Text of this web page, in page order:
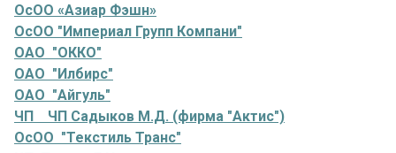
ОсОО «Азиар Фэшн»
ОсОО "Империал Групп Компани"
ОАО "ОККО"
ОАО "Илбирс"
ОАО "Айгуль"
ЧП ЧП Садыков М.Д. (фирма "Актис")
ОсОО "Текстиль Транс"